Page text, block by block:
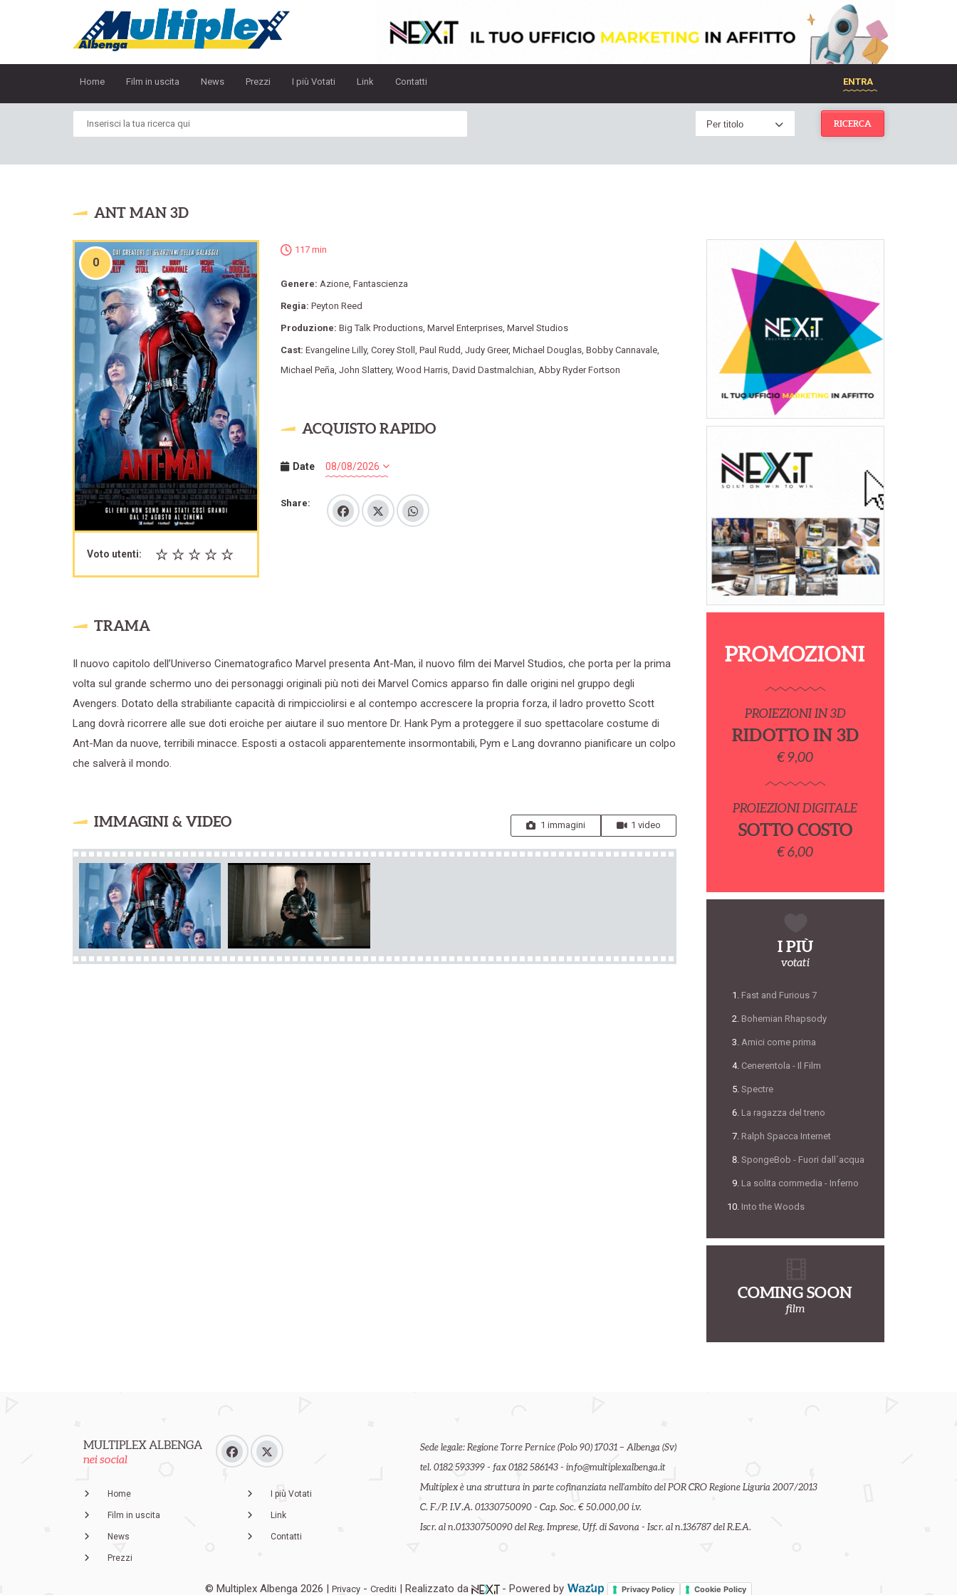
Home Film in uscita News Prezzi I più Votati Link Contatti ENTRA
Per titolo RICERCA
ANT MAN 3D
0
Voto utenti:
117 min
Genere:Azione,Fantascienza
Regia:Peyton Reed
Produzione:Big Talk Productions,Marvel Enterprises,Marvel Studios
Cast:Evangeline Lilly,Corey Stoll,Paul Rudd,Judy Greer,Michael Douglas,Bobby Cannavale,
Michael Peña,John Slattery,Wood Harris,David Dastmalchian,Abby Ryder Fortson
ACQUISTO RAPIDO
Date
Share:
TRAMA
Il nuovo capitolo dell’Universo Cinematografico Marvel presenta Ant-Man, il nuovo film dei Marvel Studios, che porta per la prima
volta sul grande schermo uno dei personaggi originali più noti dei Marvel Comics apparso fin dalle origini nel gruppo degli
Avengers. Dotato della strabiliante capacità di rimpicciolirsi e al contempo accrescere la propria forza, il ladro provetto Scott
Lang dovrà ricorrere alle sue doti eroiche per aiutare il suo mentore Dr. Hank Pym a proteggere il suo spettacolare costume di
Ant-Man da nuove, terribili minacce. Esposti a ostacoli apparentemente insormontabili, Pym e Lang dovranno pianificare un colpo
che salverà il mondo.
IMMAGINI & VIDEO 1 immagini 1 video
PROMOZIONI
PROIEZIONI IN 3D
RIDOTTO IN 3D
€ 9,00
PROIEZIONI DIGITALE
SOTTO COSTO
€ 6,00
I PIÙ
votati
Fast and Furious 7
Bohemian Rhapsody
Amici come prima
Cenerentola - Il Film
Spectre
La ragazza del treno
Ralph Spacca Internet
SpongeBob - Fuori dall´acqua
La solita commedia - Inferno
Into the Woods
COMING SOON
film
MULTIPLEX ALBENGA
nei social
Home
Film in uscita
News
Prezzi
I più Votati
Link
Contatti
Sede legale: Regione Torre Pernice (Polo 90) 17031 – Albenga (Sv)
tel. 0182 593399 - fax 0182 586143 - info@multiplexalbenga.it
Multiplex è una struttura in parte cofinanziata nell'ambito del POR CRO Regione Liguria 2007/2013
C. F./P. I.V.A. 01330750090 - Cap. Soc. € 50.000,00 i.v.
Iscr. al n.01330750090 del Reg. Imprese, Uff. di Savona - Iscr. al n.136787 del R.E.A.
© Multiplex Albenga 2026 |Privacy -Crediti | Realizzato da - Powered by Privacy Policy Cookie Policy